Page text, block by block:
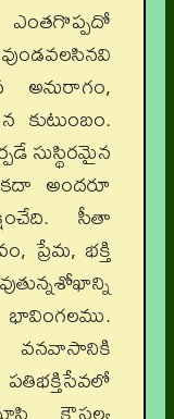
అనురాగం,
కుటుంబం.
సుస్థిరమైన
అందరూ
సీతా
ప్రేమ, భక్తి
వనవాసానికి